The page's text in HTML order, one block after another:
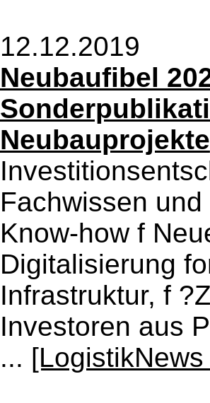
12.12.2019
Neubaufibel
Neubauprojekte
Fachwissen
Know-how f
Digitalisierung
Infrastruktur, f
Investoren aus
...